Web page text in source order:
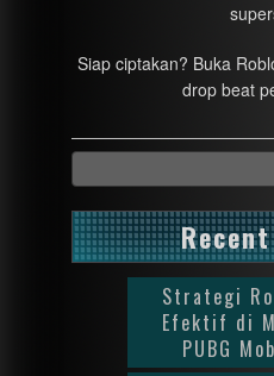
Siap ciptakan? Buka
drop beat
Strategi
Efektif di
PUBG